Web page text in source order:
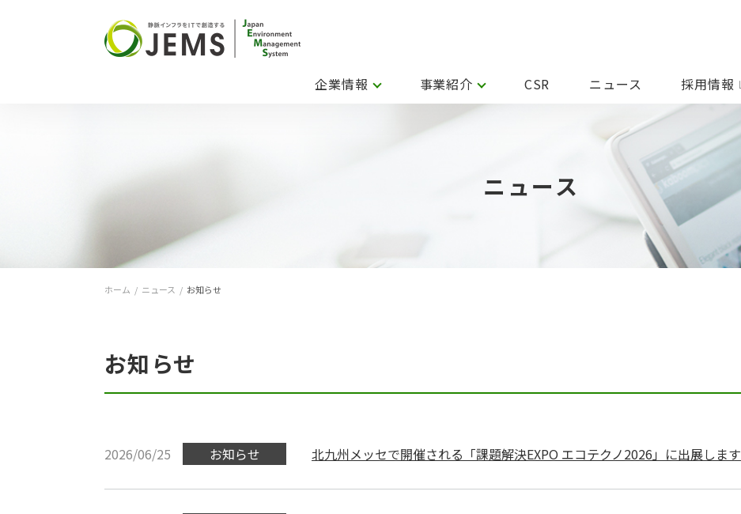
企業情報 事業紹介 CSR ニュース 採用情報
ニュース
ホーム / ニュース / お知らせ
お知らせ
2026/06/25 お知らせ 北九州メッセで開催される「課題解決EXPO エコテクノ2026」に出展します